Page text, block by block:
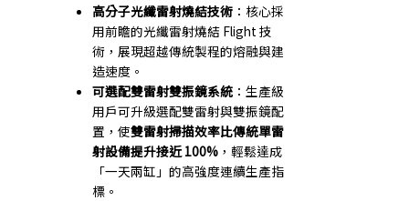
高分子光纖雷射燒結技術 ：核心採
用前瞻的光纖雷射燒結 Flight 技
術，展現超越傳統製程的熔融與建
造速度。
可選配雙雷射雙振鏡系統 ：生產級
用戶可升級選配雙雷射與雙振鏡配
置，使雙雷射掃描效率比傳統單雷
射設備提升接近 100% ，輕鬆達成
「一天兩缸」的高強度連續生產指
標。